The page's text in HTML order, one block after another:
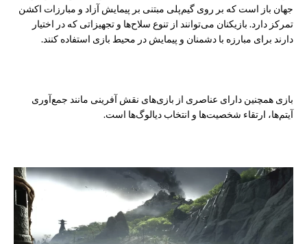
جهان باز است که بر روی گیم‌پلی مبتنی بر پیمایش آزاد و مبارزات اکشن
تمرکز دارد. بازیکنان می‌توانند از تنوع سلاح‌ها و تجهیزاتی که در اختیار
دارند برای مبارزه با دشمنان و پیمایش در محیط بازی استفاده کنند.
بازی همچنین دارای عناصری از بازی‌های نقش آفرینی مانند جمع‌آوری
آیتم‌ها، ارتقاء شخصیت‌ها و انتخاب دیالوگ‌ها است.